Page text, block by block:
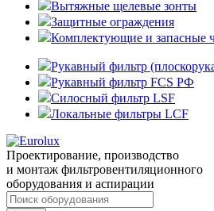
Вытяжные щелевые зонты
Защитные ограждения
Комплектующие и запасные
Рукавный фильтр
Рукавный фильтр FCS РФ
Силосный фильтр LSF
Локальные фильтры LCF
Проектирование, производство
и монтаж фильтровентиляционного
оборудования и аспирации